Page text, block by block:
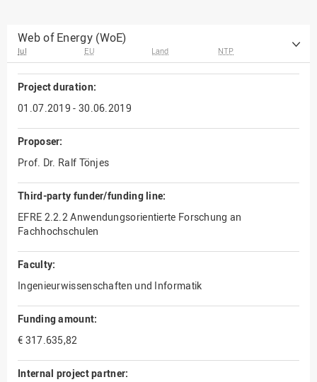
Web of Energy (WoE)
IuI EU Land NTP
Project duration:
01.07.2019 - 30.06.2019
Proposer:
Prof. Dr. Ralf Tönjes
Third-party funder/funding line:
EFRE 2.2.2 Anwendungsorientierte Forschung an
Fachhochschulen
Faculty:
Ingenieurwissenschaften und Informatik
Funding amount:
€ 317.635,82
Internal project partner: